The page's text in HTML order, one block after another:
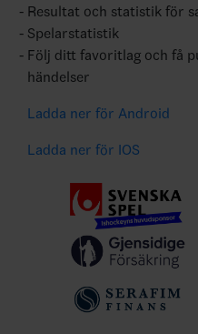
Resultat och statistik för
Spelarstatistik
Följ ditt favoritlag och få
händelser
Ladda ner för Android
Ladda ner för IOS